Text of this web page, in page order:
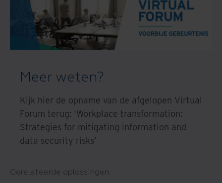
Meer weten?
Kijk hier de opname van de afgelopen Virtual
Forum terug: ‘Workplace transformation:
Strategies for mitigating information and
data security risks’
Gerelateerde oplossingen